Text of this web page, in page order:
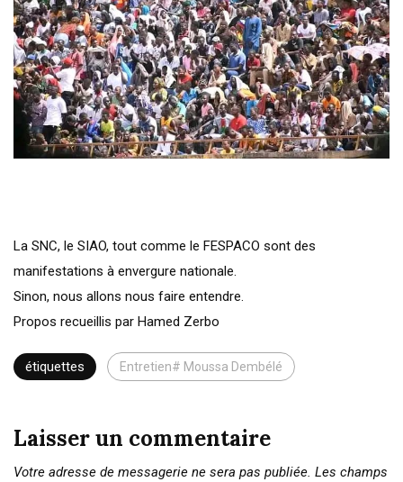
La SNC, le SIAO, tout comme le FESPACO sont des
manifestations à envergure nationale.
Sinon, nous allons nous faire entendre.
Propos recueillis par Hamed Zerbo
étiquettes Entretien# Moussa Dembélé
Laisser un commentaire
Votre adresse de messagerie ne sera pas publiée. Les champs